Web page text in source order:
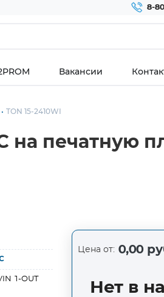
8-
Вакансии
TON 15-2410WI
на печатную
1-OUT
Цена от: 0,00
Нет в